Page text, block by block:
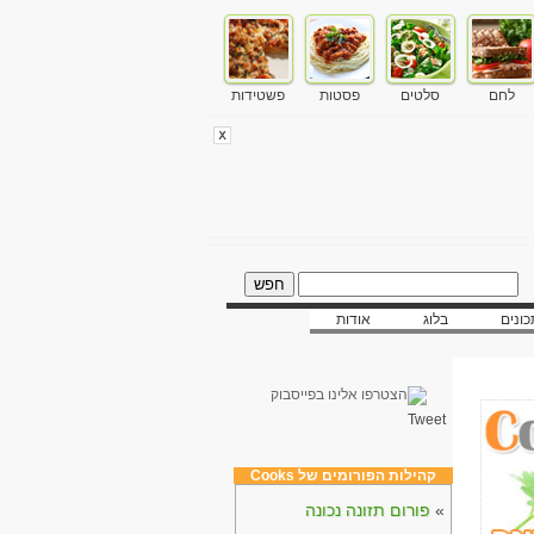
לחם סלטים פסטות פשטידות
בלוג אודות
Tweet
קהילות הפורומים של Cooks
» פורום תזונה נכונה